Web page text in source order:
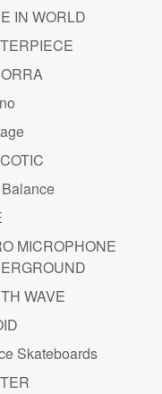
IN WORLD
MICROPHONE
WAVE
Skateboards